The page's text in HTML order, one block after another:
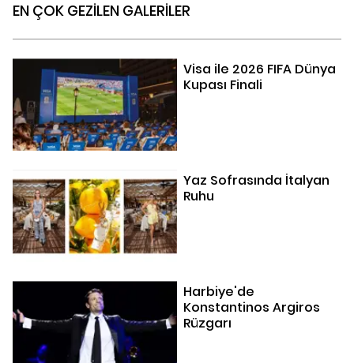
EN ÇOK GEZİLEN GALERİLER
Visa ile 2026 FIFA Dünya
Kupası Finali
Yaz Sofrasında İtalyan
Ruhu
Harbiye'de
Konstantinos Argiros
Rüzgarı